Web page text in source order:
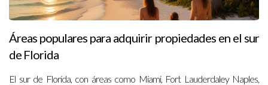
Áreas populares para adquirir propiedades en el sur
de Florida
El sur de Florida, con áreas como Miami, Fort Lauderdaley Naples,